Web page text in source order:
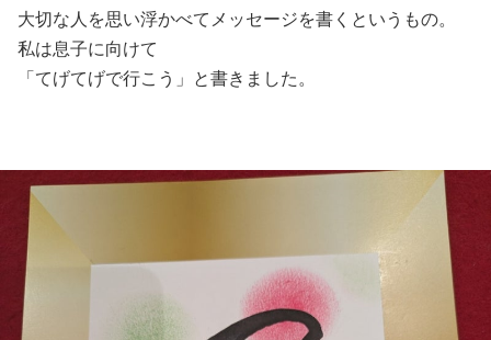
大切な人を思い浮かべてメッセージを書くというもの。
私は息子に向けて
「てげてげで行こう」と書きました。